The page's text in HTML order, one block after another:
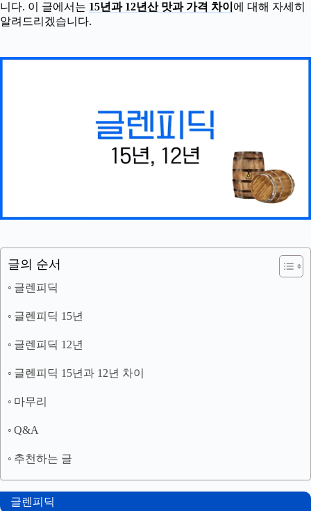
니다. 이 글에서는 15년과 12년산 맛과 가격 차이 에 대해 자세히
알려드리겠습니다.
글의 순서
글렌피딕
글렌피딕 15년
글렌피딕 12년
글렌피딕 15년과 12년 차이
마무리
Q&A
추천하는 글
글렌피딕